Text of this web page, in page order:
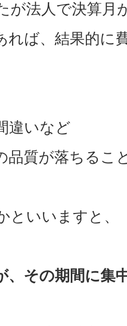
が法人で決算月
れば、結果的に
違いなど
品質が落ちるこ
といいますと、
、その期間に集